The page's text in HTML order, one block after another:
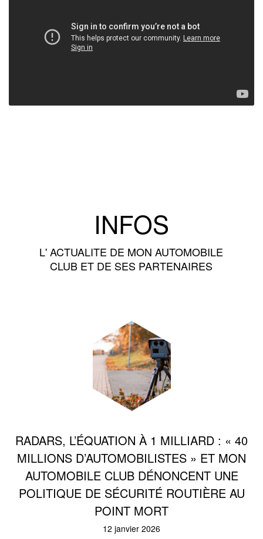
INFOS
L' ACTUALITE DE MON AUTOMOBILE
CLUB ET DE SES PARTENAIRES
RADARS, L’ÉQUATION À 1 MILLIARD : « 40
MILLIONS D’AUTOMOBILISTES » ET MON
AUTOMOBILE CLUB DÉNONCENT UNE
POLITIQUE DE SÉCURITÉ ROUTIÈRE AU
POINT MORT
12 janvier 2026